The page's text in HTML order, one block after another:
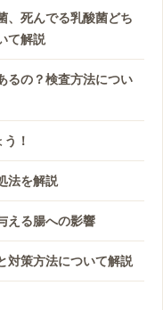
、死んでる乳酸菌どち
て解説
るの？検査方法につい
！
法を解説
える腸への影響
対策方法について解説